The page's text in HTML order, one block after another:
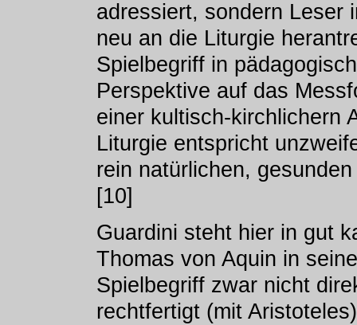
adressiert, sondern Leser
neu an die Liturgie
Spielbegriff in
Perspektive auf das
einer kultisch-kirchlichern
Liturgie entspricht
rein natürlichen,
[10]
Guardini steht hier in gut
Thomas von Aquin in
Spielbegriff zwar nicht
rechtfertigt (mit